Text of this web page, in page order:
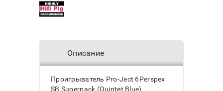
Описание
Проигрыватель Pro-Ject 6Perspex
SB Superpack (Quintet Blue)